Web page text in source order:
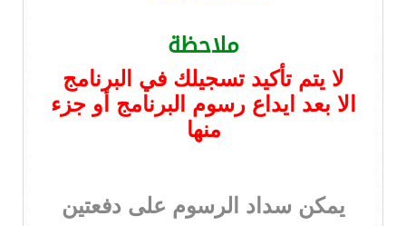
ملاحظة
لا يتم تأكيد تسجيلك في البرنامج
الا بعد ايداع رسوم البرنامج أو جزء
منها
يمكن سداد الرسوم على دفعتين